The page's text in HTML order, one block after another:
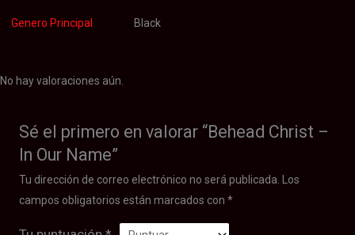
Genero Principal Black
No hay valoraciones aún.
Sé el primero en valorar “Behead Christ –
In Our Name”
Tu dirección de correo electrónico no será publicada.
Los
campos obligatorios están marcados con*